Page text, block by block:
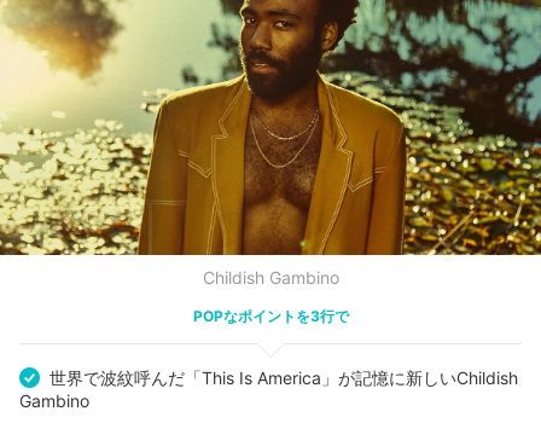
Childish Gambino
POPなポイントを3行で
世界で波紋呼んだ「This Is America」が記憶に新しいChildish
Gambino